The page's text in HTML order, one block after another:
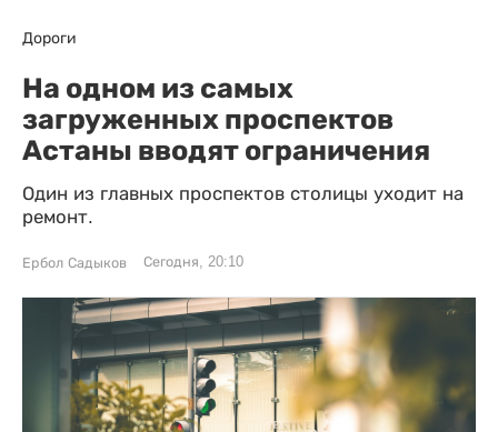
Дороги
На одном из самых
загруженных проспектов
Астаны вводят ограничения
Один из главных проспектов столицы уходит на
ремонт.
Ербол Садыков Сегодня, 20:10